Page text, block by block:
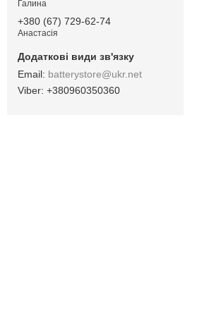
Галина
+380 (67) 729-62-74
Анастасія
batterystore@ukr.net
+380960350360